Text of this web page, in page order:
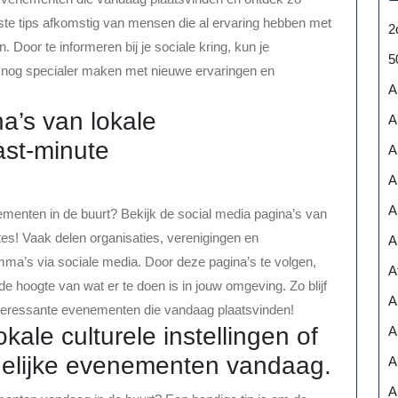
tips afkomstig van mensen die al ervaring hebben met
Door te informeren bij je sociale kring, kun je
specialer maken met nieuwe ervaringen en
van lokale
minute
in de buurt? Bekijk de social media pagina’s van
Vaak delen organisaties, verenigingen en
via sociale media. Door deze pagina’s te volgen,
hoogte van wat er te doen is in jouw omgeving. Zo blijf
evenementen die vandaag plaatsvinden!
culturele instellingen of
evenementen vandaag.